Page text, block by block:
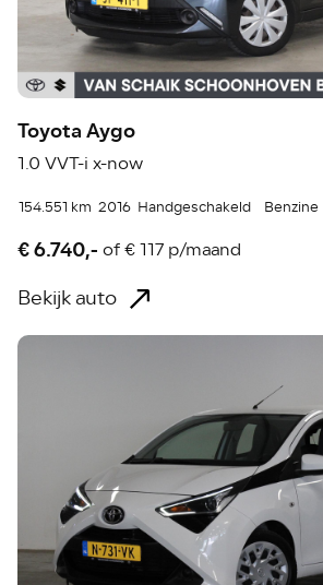
Toyota Aygo
1.0 VVT-i x-now
154.551 km 2016 Handgeschakeld Benzine
€ 6.740,- of€ 117 p/maand
Bekijk auto